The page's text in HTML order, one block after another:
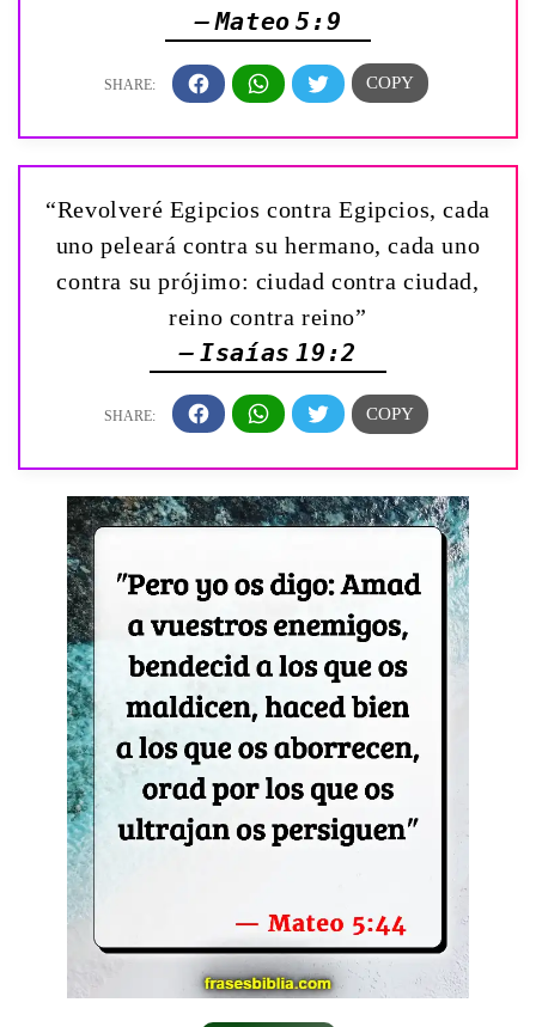
— Mateo 5:9
“Revolveré Egipcios contra Egipcios, cada
uno peleará contra su hermano, cada uno
contra su prójimo: ciudad contra ciudad,
reino contra reino”
— Isaías 19:2